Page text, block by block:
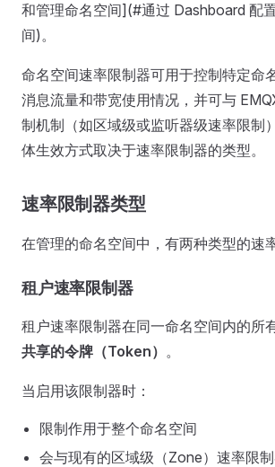
和管理命名空间](#通过 Dashboard 配
间)。
命名空间速率限制器可用于控制特定命
消息流量和带宽使用情况，并可与
制机制（如区域级或监听器级速率限制
体生效方式取决于速率限制器的类型。
速率限制器类型
在管理的命名空间中，有两种类型的速
租户速率限制器
租户速率限制器在同一命名空间内的所
共享的令牌（Token） 。
当启用该限制器时：
限制作用于整个命名空间
会与现有的区域级（Zone）速率限